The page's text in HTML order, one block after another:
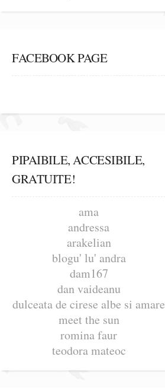
FACEBOOK PAGE
PIPAIBILE, ACCESIBILE,
GRATUITE!
ama
andressa
arakelian
blogu' lu' andra
dam167
dan vaideanu
dulceata de cirese albe si amare
meet the sun
romina faur
teodora mateoc